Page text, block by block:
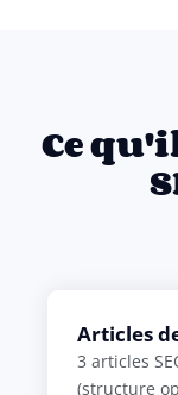
Ce
Articles
3 articles
(structure